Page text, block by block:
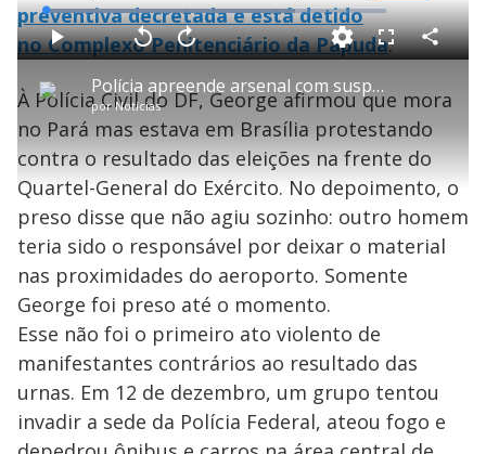
preventiva decretada e está detido
no Complexo Penitenciário da Papuda.
P
l
a
y
V
i
Polícia apreende arsenal com suspeito de colocar explosivo próximo ao Aeroporto de Brasília
por Notícias
P V
a
r
0
s
e
g
n
d
s
A
n
ç
a
1
0
s
e
u
n
o
s
M
u
o
L
o
a
d
e
7
9
F
s
c
e
e
n
C
o
a
r
i
l
a
À Polícia Civil do DF, George afirmou que mora
no Pará mas estava em Brasília protestando
contra o resultado das eleições na frente do
Quartel-General do Exército. No depoimento, o
preso disse que não agiu sozinho: outro homem
teria sido o responsável por deixar o material
nas proximidades do aeroporto. Somente
George foi preso até o momento.
Esse não foi o primeiro ato violento de
manifestantes contrários ao resultado das
urnas. Em 12 de dezembro, um grupo tentou
invadir a sede da Polícia Federal, ateou fogo e